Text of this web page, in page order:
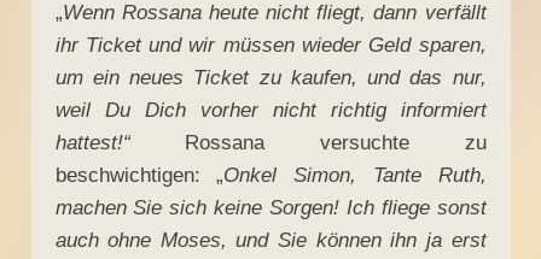
„Wenn Rossana heute nicht fliegt, dann verfällt
ihr Ticket und wir müssen wieder Geld sparen,
um ein neues Ticket zu kaufen, und das nur,
weil Du Dich vorher nicht richtig informiert
hattest!“Rossana versuchte zu
beschwichtigen: „Onkel Simon, Tante Ruth,
machen Sie sich keine Sorgen! Ich fliege sonst
auch ohne Moses, und Sie können ihn ja erst